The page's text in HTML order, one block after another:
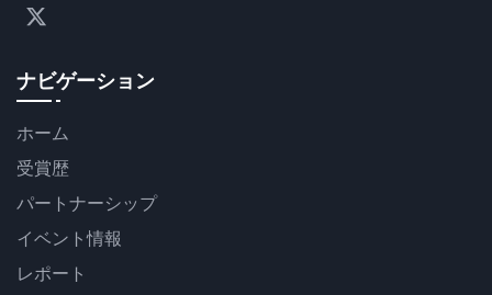
ナビゲーション
ホーム
受賞歴
パートナーシップ
イベント情報
レポート